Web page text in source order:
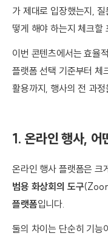
가 제대로 입장했는지,
떻게 해야 하는지 체크할
이번 콘텐츠에서는 효율
플랫폼 선택 기준부터 체
활용까지, 행사의 전 과
1. 온라인 행사, 어
온라인 행사 플랫폼은 크
범용 화상회의 도구
플랫폼입니다.
둘의 차이는 단순히 기능